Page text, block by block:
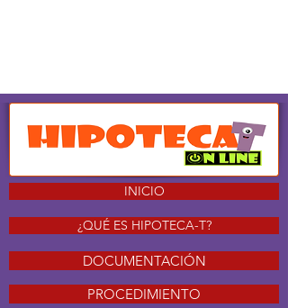
INICIO
¿QUÉ ES HIPOTECA-T?
DOCUMENTACIÓN
PROCEDIMIENTO